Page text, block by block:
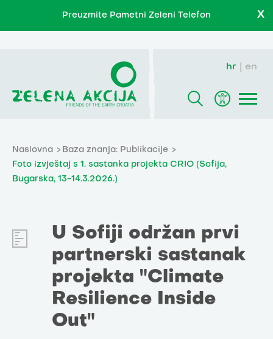
Preuzmite Pametni Zeleni Telefon X
hr en
Naslovna
Baza znanja: Publikacije
Foto izvještaj s 1. sastanka projekta CRIO (Sofija,
Bugarska, 13-14.3.2026.)
U Sofiji održan prvi
partnerski sastanak
projekta "Climate
Resilience Inside
Out"